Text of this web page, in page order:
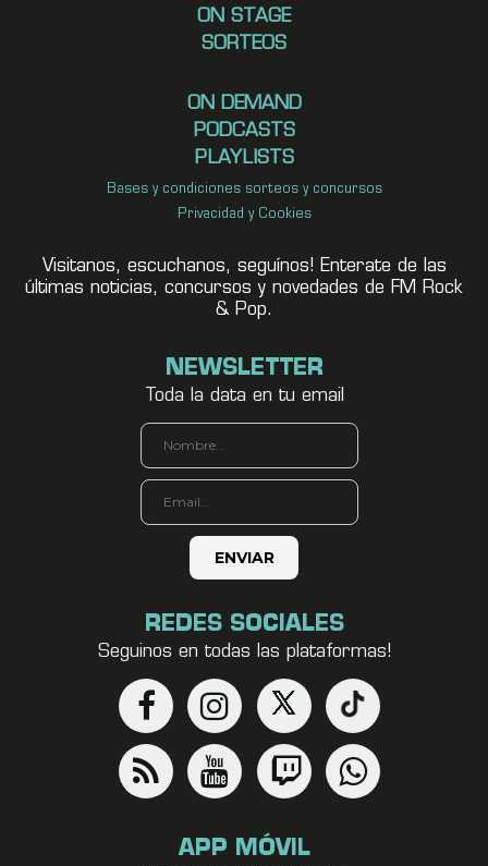
ON STAGE
SORTEOS
ON DEMAND
PODCASTS
PLAYLISTS
Bases y condiciones sorteos y concursos
Privacidad y Cookies
Visitanos, escuchanos, seguínos! Enterate de las
últimas noticias, concursos y novedades de FM Rock
& Pop.
NEWSLETTER
Toda la data en tu email
REDES SOCIALES
Seguinos en todas las plataformas!
APP MÓVIL